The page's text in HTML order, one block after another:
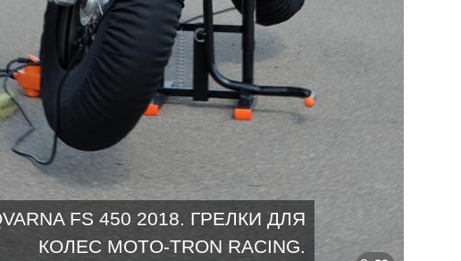
FS 450 2018. ГРЕЛКИ ДЛЯ
КОЛЕС MOTO-TRON RACING.